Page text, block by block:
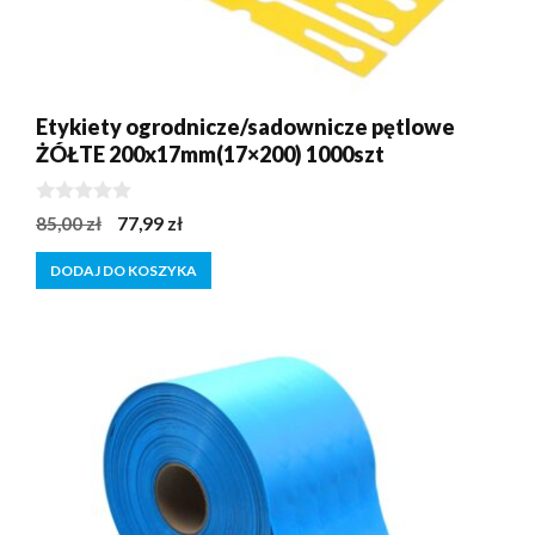
Etykiety ogrodnicze/sadownicze pętlowe
ŻÓŁTE 200x17mm(17×200) 1000szt
0
z
5
85,00zł
Pierwotna
cena
wynosiła:
77,99 złAktualna
cena
wynosi:
DODAJ DO KOSZYKA